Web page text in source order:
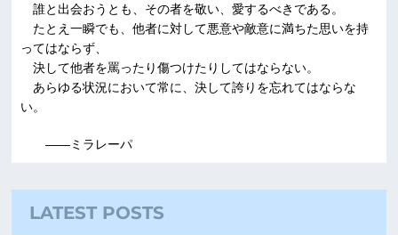
誰と出会おうとも、その者を敬い、愛するべきである。
たとえ一瞬でも、他者に対して悪意や敵意に満ちた思いを持
ってはならず、
決して他者を罵ったり傷つけたりしてはならない。
あらゆる状況において常に、決して誇りを忘れてはならな
い。
――ミラレーパ
LATEST POSTS